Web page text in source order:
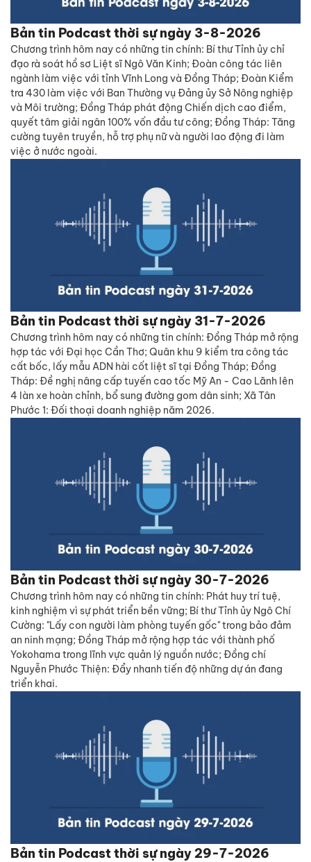
Bản tin Podcast thời sự ngày 3-8-2026
Chương trình hôm nay có những tin chính: Bí thư Tỉnh ủy chỉ
đạo rà soát hồ sơ Liệt sĩ Ngô Văn Kinh; Đoàn công tác liên
ngành làm việc với tỉnh Vĩnh Long và Đồng Tháp; Đoàn Kiểm
tra 430 làm việc với Ban Thường vụ Đảng ủy Sở Nông nghiệp
và Môi trường; Đồng Tháp phát động Chiến dịch cao điểm,
quyết tâm giải ngân 100% vốn đầu tư công; Đồng Tháp: Tăng
cường tuyên truyền, hỗ trợ phụ nữ và người lao động đi làm
việc ở nước ngoài.
Bản tin Podcast thời sự ngày 31-7-2026
Chương trình hôm nay có những tin chính: Đồng Tháp mở rộng
hợp tác với Đại học Cần Thơ; Quân khu 9 kiểm tra công tác
cất bốc, lấy mẫu ADN hài cốt liệt sĩ tại Đồng Tháp; Đồng
Tháp: Đề nghị nâng cấp tuyến cao tốc Mỹ An - Cao Lãnh lên
4 làn xe hoàn chỉnh, bổ sung đường gom dân sinh; Xã Tân
Phước 1: Đối thoại doanh nghiệp năm 2026.
Bản tin Podcast thời sự ngày 30-7-2026
Chương trình hôm nay có những tin chính: Phát huy trí tuệ,
kinh nghiệm vì sự phát triển bền vững; Bí thư Tỉnh ủy Ngô Chí
Cường: "Lấy con người làm phòng tuyến gốc" trong bảo đảm
an ninh mạng; Đồng Tháp mở rộng hợp tác với thành phố
Yokohama trong lĩnh vực quản lý nguồn nước; Đồng chí
Nguyễn Phước Thiện: Đẩy nhanh tiến độ những dự án đang
triển khai.
Bản tin Podcast thời sự ngày 29-7-2026